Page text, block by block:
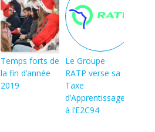
Temps forts de
la fin d’année
2019
Le Groupe
RATP verse sa
Taxe
d’Apprentissage
à l’E2C94